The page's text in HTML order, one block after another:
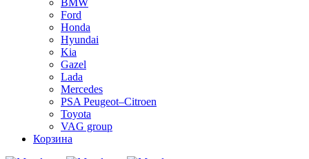
BMW
Ford
Honda
Hyundai
Kia
Gazel
Lada
Mercedes
PSA Peugeot–Citroen
Toyota
VAG group
Корзина